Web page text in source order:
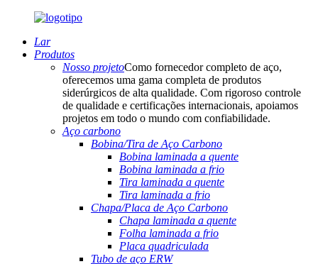
Lar
Produtos
Nosso projetoComo fornecedor completo de aço,
oferecemos uma gama completa de produtos
siderúrgicos de alta qualidade. Com rigoroso controle
de qualidade e certificações internacionais, apoiamos
projetos em todo o mundo com confiabilidade.
Aço carbono
Bobina/Tira de Aço Carbono
Bobina laminada a quente
Bobina laminada a frio
Tira laminada a quente
Tira laminada a frio
Chapa/Placa de Aço Carbono
Chapa laminada a quente
Folha laminada a frio
Placa quadriculada
Tubo de aço ERW